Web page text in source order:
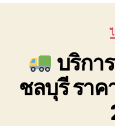
บริกา
ชลบุรี รา